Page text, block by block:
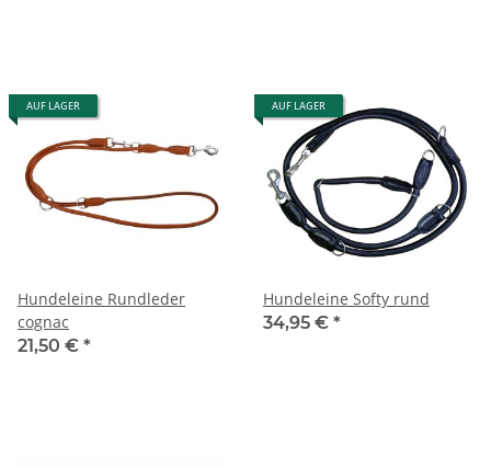
AUF LAGER
Hundeleine Rundleder
cognac
21,50 € *
AUF LAGER
Hundeleine Softy rund
34,95 € *